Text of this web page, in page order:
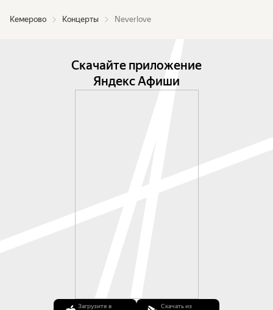
Кемерово Концерты Neverlove
Скачайте приложение
Яндекс Афиши
Загрузите в Скачать из